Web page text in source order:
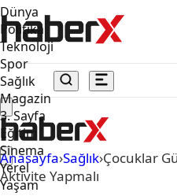
Dünya
Politika
Teknoloji
Spor
Sağlık
Magazin
3. Sayfa
Eğitim
Sinema
Yerel
Yaşam
Anasayfa›Sağlık›Çocuklar
Aktivite Yapmalı